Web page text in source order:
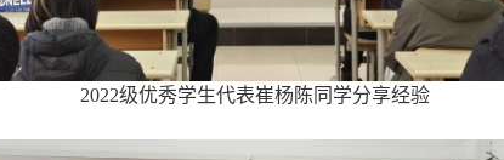
2022级优秀学生代表崔杨陈同学分享经验